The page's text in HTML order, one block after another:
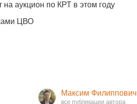
на аукцион по КРТ в этом году
ЦВО
Максим Филиппович